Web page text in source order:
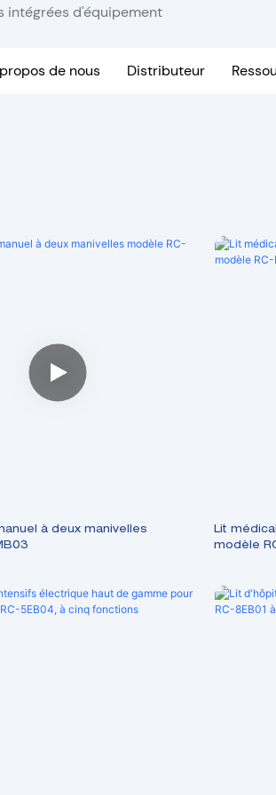
intégrées d'équipement
de nous Distributeur
à deux manivelles
Lit
modèle